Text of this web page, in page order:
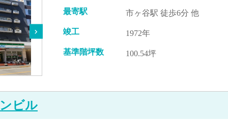
最寄駅 市ヶ谷駅 徒歩6分 他
竣工 1972年
基準階坪数 100.54坪
ビル